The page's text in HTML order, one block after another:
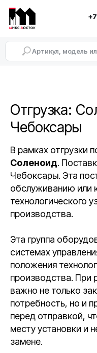
Отгрузка:
Чебоксары
В рамках отгрузки
Соленоид.
Чебоксары. Эта
обслуживанию или
технологического
производства.
Эта группа
системах
положения
производства. При
важно не только
потребность, но и
перед отправкой,
месту установки и
замене.